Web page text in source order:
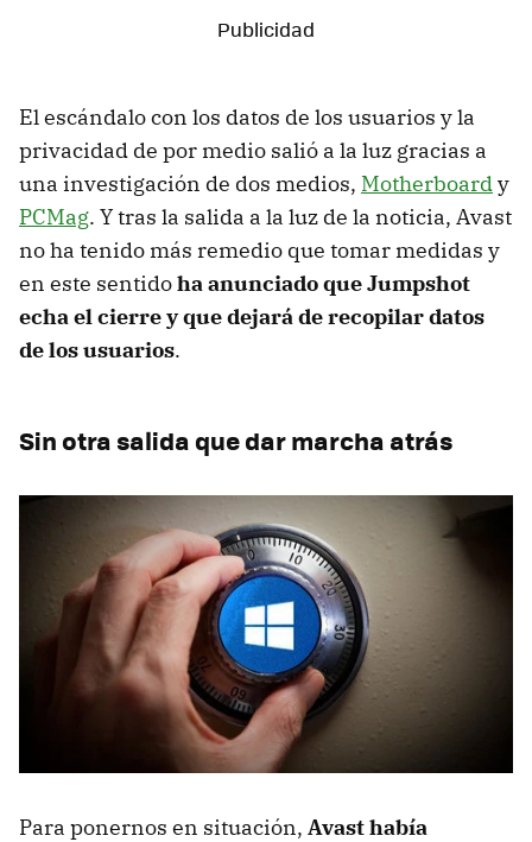
El escándalo con los datos de los usuarios y la
privacidad de por medio salió a la luz gracias a
una investigación de dos medios, Motherboardy
PCMag. Y tras la salida a la luz de la noticia, Avast
no ha tenido más remedio que tomar medidas y
en este sentidoha anunciado que Jumpshot
echa el cierre y que dejará de recopilar datos
de los usuarios.
Sin otra salida que dar marcha atrás
Para ponernos en situación, Avast había